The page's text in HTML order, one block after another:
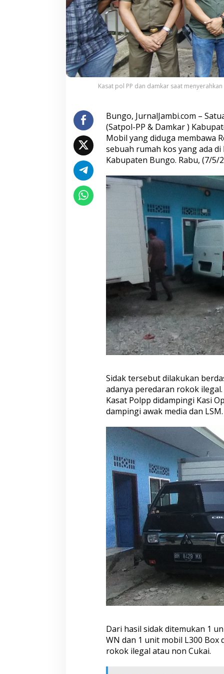
d
i
B
u
n
g
o
,
S
a
o
-
P
P
B
n
S
e
a
h
a
a
n
k
e
P
o
r
s
B
u
o
K
a
n
i
t
T
i
i
d
r
K
i
t
a
l
m
Kasat pol PP dan damkar saat
Bungo, JurnalJambi.com –
(Satpol-PP & Damkar )
Mobil yang diduga membawa
sebuah rumah kos yang ada
Kabupaten Bungo. Rabu, (7/5/
Sidak tersebut dilakukan
adanya peredaran rokok
Kasat Polpp didampingi Kasi
dampingi awak media dan LSM.
Dari hasil sidak ditemukan 1
WN dan 1 unit mobil L300 Box
rokok ilegal atau non Cukai.